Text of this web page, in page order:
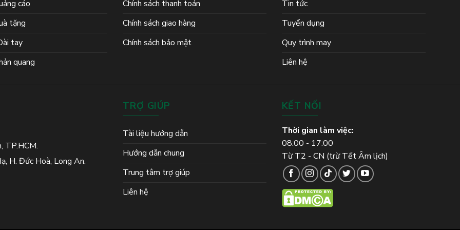
cáo
tặng
tay
quang
Chính sách thanh toán
Chính sách giao hàng
Chính sách bảo mật
Tin tức
Tuyển dụng
Quy trình may
Liên hệ
TP.HCM.
H. Đức Hoà, Long An.
TRỢ GIÚP
Tài liệu hướng dẫn
Hướng dẫn chung
Trung tâm trợ giúp
Liên hệ
KẾT NỐI
Thời gian làm việc:
08:00 - 17:00
Từ T2 - CN (trừ Tết Âm lịch)